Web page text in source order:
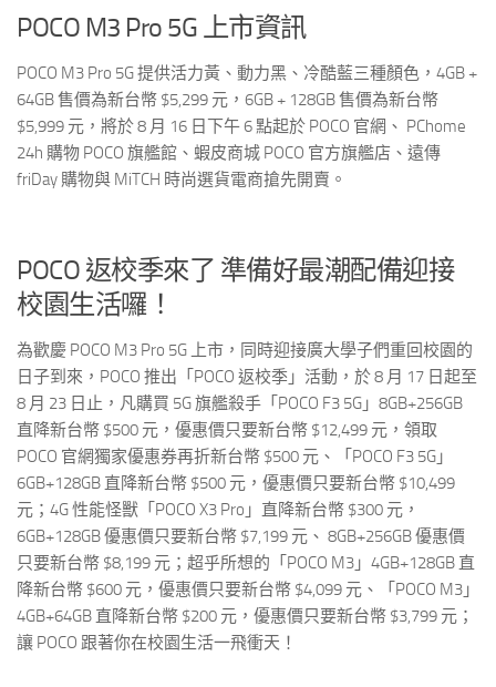
POCO M3 Pro 5G 上市資訊
POCO M3 Pro 5G 提供活力黃、動力黑、冷酷藍三種顏色，4GB +
64GB 售價為新台幣 $5,299 元，6GB + 128GB 售價為新台幣
$5,999 元，將於 8 月 16 日下午 6 點起於 POCO 官網、 PChome
24h 購物 POCO 旗艦館、蝦皮商城 POCO 官方旗艦店、遠傳
friDay 購物與 MiTCH 時尚選貨電商搶先開賣。
POCO 返校季來了 準備好最潮配備迎接
校園生活囉！
為歡慶 POCO M3 Pro 5G 上市，同時迎接廣大學子們重回校園的
日子到來，POCO 推出「POCO 返校季」活動，於 8 月 17 日起至
8 月 23 日止，凡購買 5G 旗艦殺手「POCO F3 5G」8GB+256GB
直降新台幣 $500 元，優惠價只要新台幣 $12,499 元，領取
POCO 官網獨家優惠券再折新台幣 $500 元、「POCO F3 5G」
6GB+128GB 直降新台幣 $500 元，優惠價只要新台幣 $10,499
元；4G 性能怪獸「POCO X3 Pro」直降新台幣 $300 元，
6GB+128GB 優惠價只要新台幣 $7,199 元、 8GB+256GB 優惠價
只要新台幣 $8,199 元；超乎所想的「POCO M3」4GB+128GB 直
降新台幣 $600 元，優惠價只要新台幣 $4,099 元、「POCO M3」
4GB+64GB 直降新台幣 $200 元，優惠價只要新台幣 $3,799 元；
讓 POCO 跟著你在校園生活一飛衝天！